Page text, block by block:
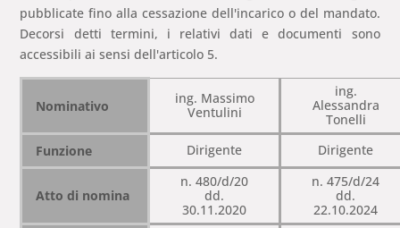
pubblicate fino alla cessazione dell'incarico o del mandato.
Decorsi detti termini, i relativi dati e documenti sono
accessibili ai sensi dell'articolo 5.
Nominativo
ing. Massimo
Ventulini
ing.
Alessandra
Tonelli
Funzione
Dirigente Dirigente
Atto di nomina
n. 480/d/20
dd.
30.11.2020
n. 475/d/24
dd.
22.10.2024